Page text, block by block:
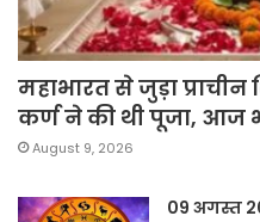
महाभारत से जुड़ा प्राचीन
कर्ण ने की थी पूजा, आज
August 9, 2026
09 अगस्त